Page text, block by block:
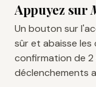
Appuyez sur
Un bouton sur
sûr et abaisse les
confirmation de
déclenchements